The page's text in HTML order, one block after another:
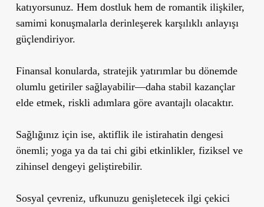
katıyorsunuz. Hem dostluk hem de romantik ilişkiler,
samimi konuşmalarla derinleşerek karşılıklı anlayışı
güçlendiriyor.
Finansal konularda, stratejik yatırımlar bu dönemde
olumlu getiriler sağlayabilir—daha stabil kazançlar
elde etmek, riskli adımlara göre avantajlı olacaktır.
Sağlığınız için ise, aktiflik ile istirahatin dengesi
önemli; yoga ya da tai chi gibi etkinlikler, fiziksel ve
zihinsel dengeyi geliştirebilir.
Sosyal çevreniz, ufkunuzu genişletecek ilgi çekici